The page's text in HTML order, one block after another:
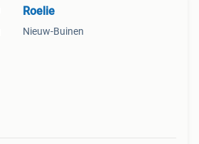
Roelie
Nieuw-Buinen